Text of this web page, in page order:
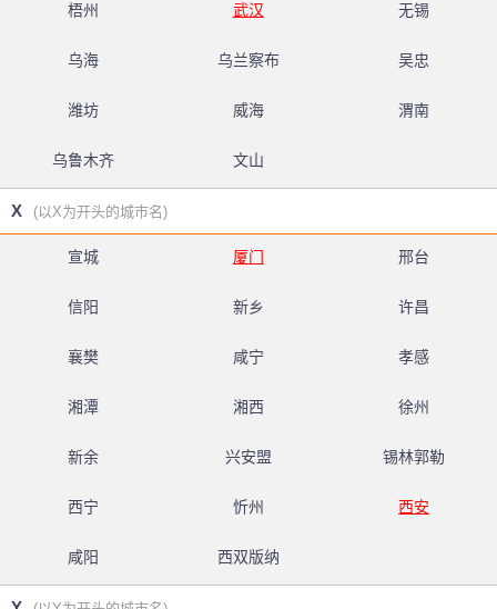
梧州 武汉 无锡
乌海 乌兰察布 吴忠
潍坊 威海 渭南
乌鲁木齐 文山
X (以X为开头的城市名)
宣城 厦门 邢台
信阳 新乡 许昌
襄樊 咸宁 孝感
湘潭 湘西 徐州
新余 兴安盟 锡林郭勒
西宁 忻州 西安
咸阳 西双版纳